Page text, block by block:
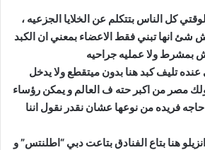
كل الناس بتتكلم عن الخلايا الجزعيه ،
شئ انها تبني فقط الاعضاء بمعني ان الكبد
بمشرط ولا عمليه جراحيه
تليف كبد هنا بدون ميتقطع ولا يدخل
مصر من اكبر حته ف العالم و يمكن رؤساء
فريده من نوعها عشان نقدر نقول اننا
هنا بتاع الفنادق بتاعت دبي “اطلنتس” و